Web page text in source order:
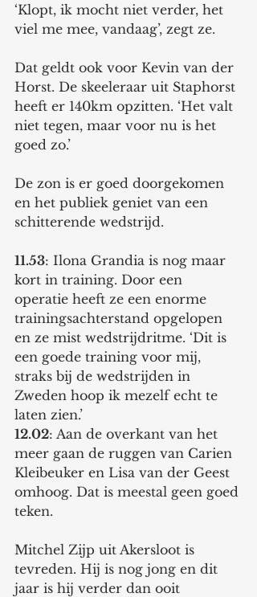
‘Klopt, ik mocht niet verder, het
viel me mee, vandaag’, zegt ze.
Dat geldt ook voor Kevin van der
Horst. De skeeleraar uit Staphorst
heeft er 140km opzitten. ‘Het valt
niet tegen, maar voor nu is het
goed zo.’
De zon is er goed doorgekomen
en het publiek geniet van een
schitterende wedstrijd.
11.53: Ilona Grandia is nog maar
kort in training. Door een
operatie heeft ze een enorme
trainingsachterstand opgelopen
en ze mist wedstrijdritme. ‘Dit is
een goede training voor mij,
straks bij de wedstrijden in
Zweden hoop ik mezelf echt te
laten zien.’
12.02: Aan de overkant van het
meer gaan de ruggen van Carien
Kleibeuker en Lisa van der Geest
omhoog. Dat is meestal geen goed
teken.
Mitchel Zijp uit Akersloot is
tevreden. Hij is nog jong en dit
jaar is hij verder dan ooit